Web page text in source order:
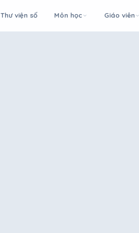
Thư viện số Môn học Giáo viên